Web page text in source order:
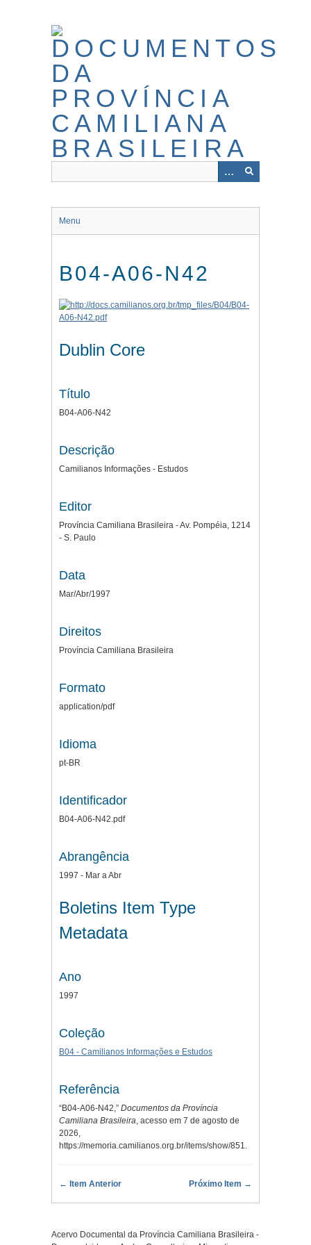
Menu
B04-A06-N42
Dublin Core
Título
B04-A06-N42
Descrição
Camilianos Informações - Estudos
Editor
Província Camiliana Brasileira - Av. Pompéia, 1214
- S. Paulo
Data
Mar/Abr/1997
Direitos
Província Camiliana Brasileira
Formato
application/pdf
Idioma
pt-BR
Identificador
B04-A06-N42.pdf
Abrangência
1997 - Mar a Abr
Boletins Item Type
Metadata
Ano
1997
Coleção
B04 - Camilianos Informações e Estudos
Referência
“B04-A06-N42,” Documentos da Província
Camiliana Brasileira, acesso em 7 de agosto de
2026,
https://memoria.camilianos.org.br/items/show/851.
← Item Anterior Próximo Item →
Acervo Documental da Província Camiliana Brasileira -